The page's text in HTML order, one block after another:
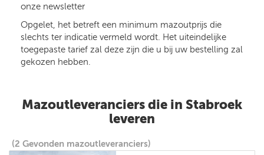
onze newsletter
Opgelet, het betreft een minimum mazoutprijs die
slechts ter indicatie vermeld wordt. Het uiteindelijke
toegepaste tarief zal deze zijn die u bij uw bestelling zal
gekozen hebben.
Mazoutleveranciers die in Stabroek
leveren
(2 Gevonden mazoutleveranciers)